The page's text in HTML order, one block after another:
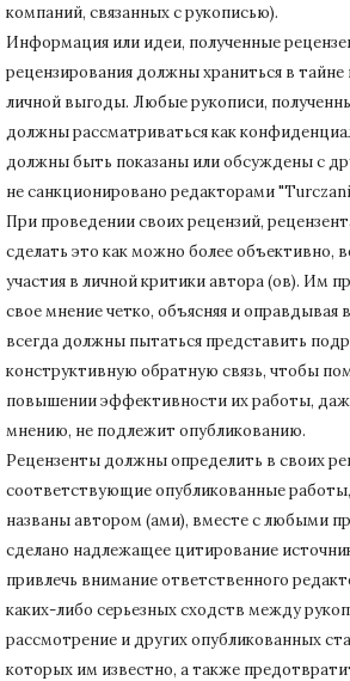
компаний, связанных с рукописью).
Информация или идеи, полученные
рецензирования должны храниться в тайне
личной выгоды. Любые рукописи,
должны рассматриваться как
должны быть показаны или обсуждены с
не санкционировано редакторами
При проведении своих рецензий,
сделать это как можно более объективно,
участия в личной критики автора (ов). Им
свое мнение четко, объясняя и оправдывая
всегда должны пытаться представить
конструктивную обратную связь, чтобы
повышении эффективности их работы,
мнению, не подлежит опубликованию.
Рецензенты должны определить в своих
соответствующие опубликованные
названы автором (ами), вместе с любыми
сделано надлежащее цитирование
привлечь внимание ответственного
каких-либо серьезных сходств между
рассмотрение и других опубликованных
которых им известно, а также